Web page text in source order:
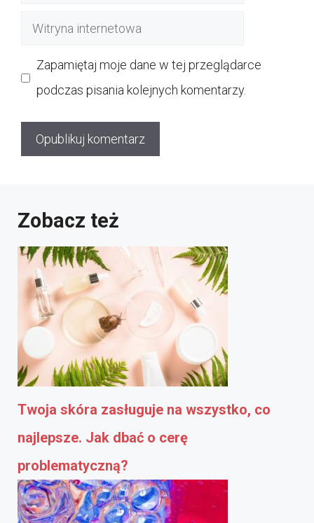
Witryna
Zapamiętaj moje dane w tej przeglądarce
podczas pisania kolejnych komentarzy.
Zobacz też
Twoja skóra zasługuje na wszystko, co
najlepsze. Jak dbać o cerę
problematyczną?